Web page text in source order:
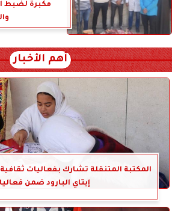
مكبرة لضبط
أهم الأخبار
المكتبة المتنقلة تشارك بفعاليات
إيتاي البارود ضمن